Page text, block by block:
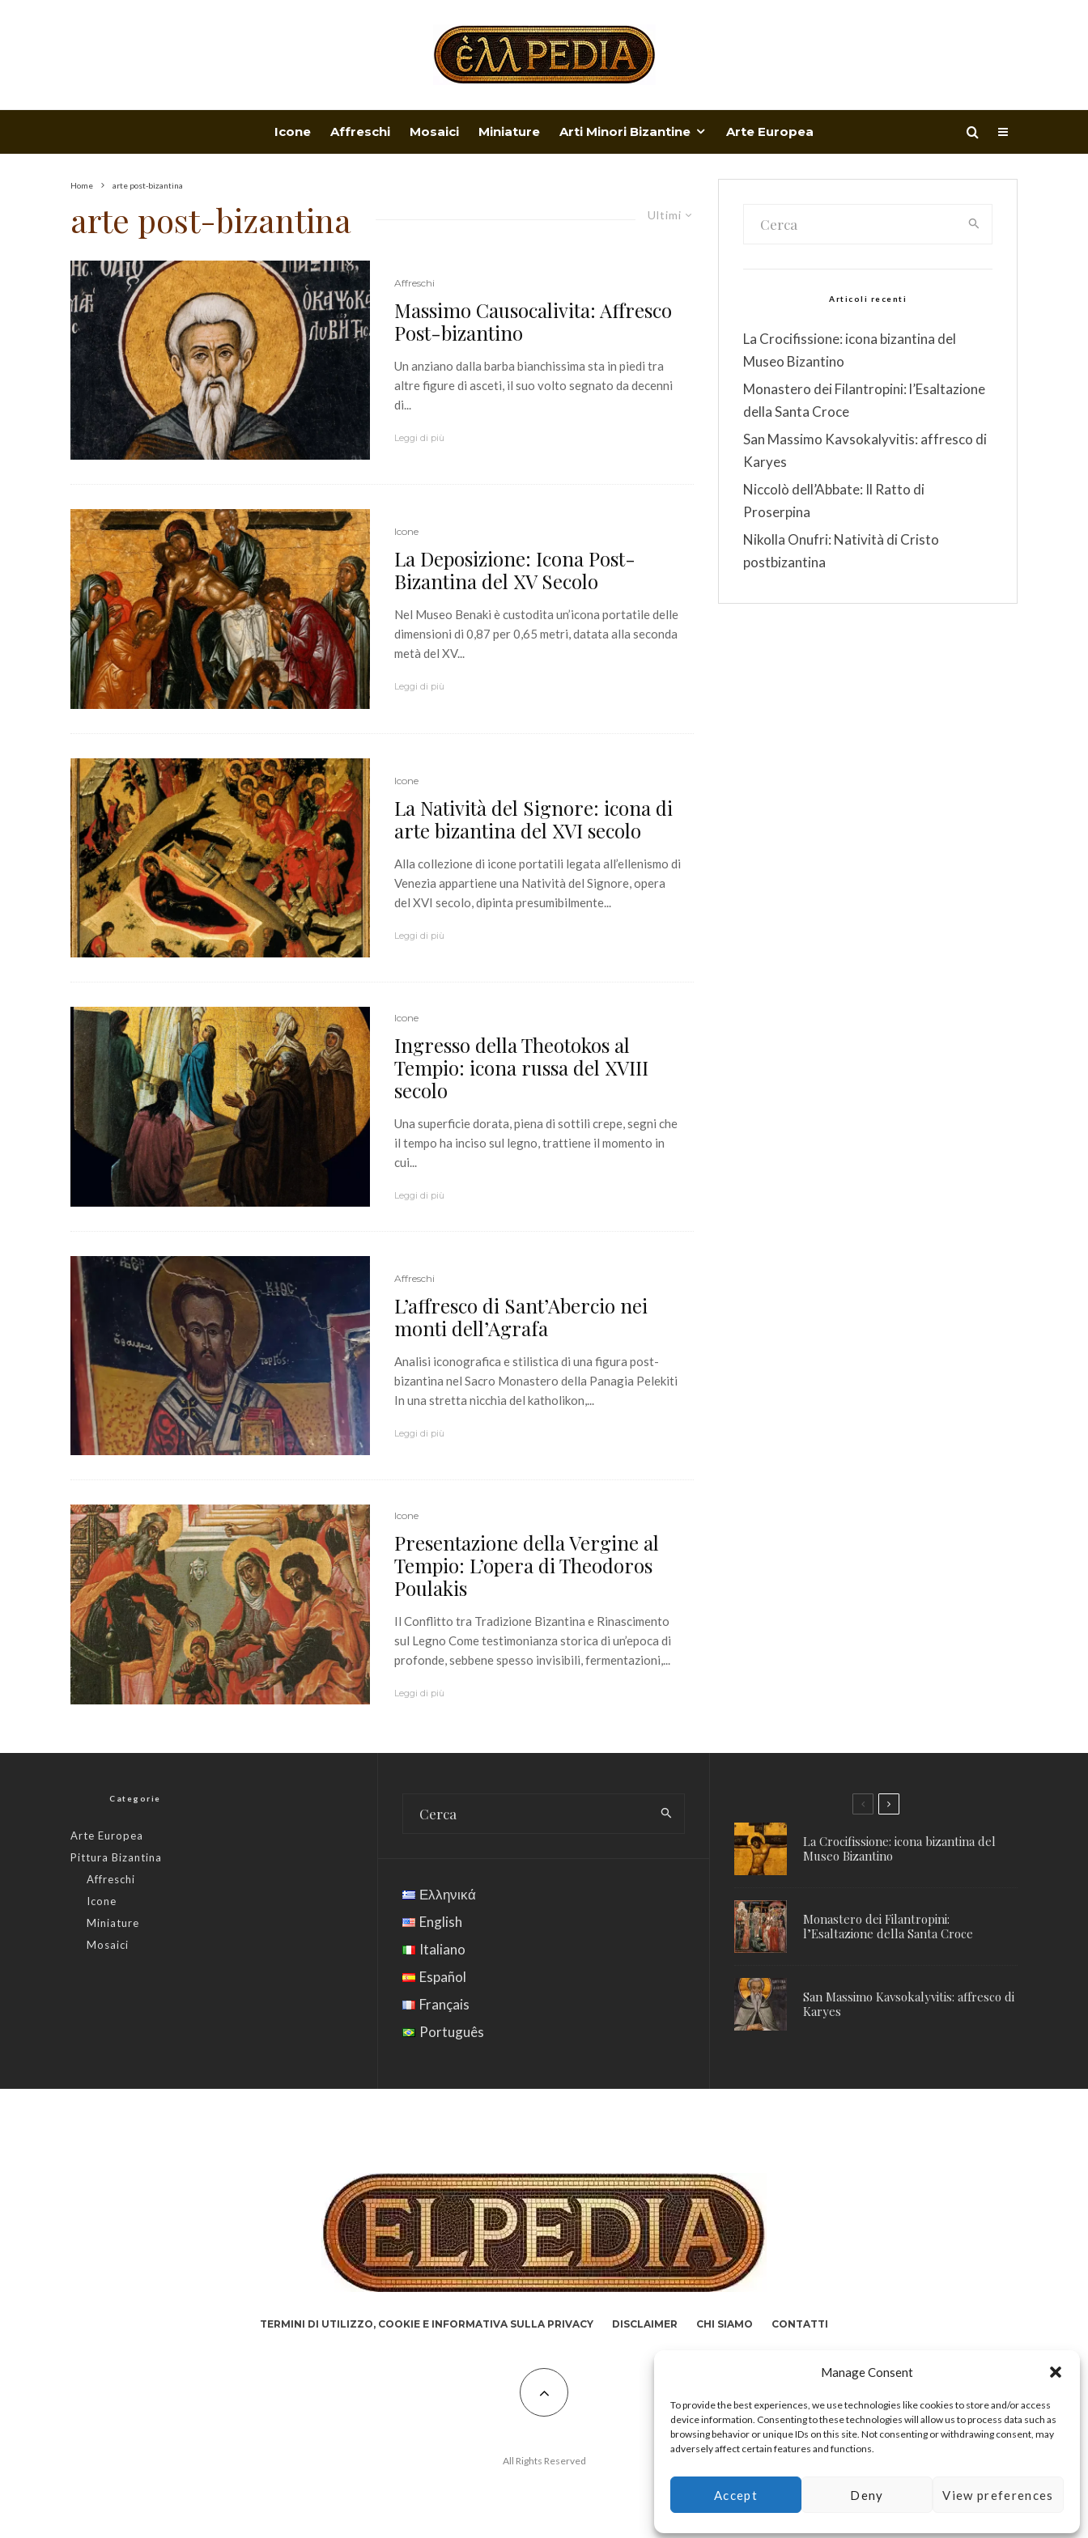
Manage Consent
To provide the best experiences, we use technologies like cookies to store and/or access
device information. Consenting to these technologies will allow us to process data such as
browsing behavior or unique IDs on this site. Not consenting or withdrawing consent, may
adversely affect certain features and functions.
Accept Deny View preferences
Icone Affreschi Mosaici Miniature Arti Minori Bizantine Arte Europea
Home arte post-bizantina
Ultimi
arte post-bizantina
Affreschi
Massimo Causocalivita: Affresco
Post-bizantino
Un anziano dalla barba bianchissima sta in piedi tra
altre figure di asceti, il suo volto segnato da decenni
di...
Leggi di più
Icone
La Deposizione: Icona Post-
Bizantina del XV Secolo
Nel Museo Benaki è custodita un’icona portatile delle
dimensioni di 0,87 per 0,65 metri, datata alla seconda
metà del XV...
Leggi di più
Icone
La Natività del Signore: icona di
arte bizantina del XVI secolo
Alla collezione di icone portatili legata all’ellenismo di
Venezia appartiene una Natività del Signore, opera
del XVI secolo, dipinta presumibilmente...
Leggi di più
Icone
Ingresso della Theotokos al
Tempio: icona russa del XVIII
secolo
Una superficie dorata, piena di sottili crepe, segni che
il tempo ha inciso sul legno, trattiene il momento in
cui...
Leggi di più
Affreschi
L’affresco di Sant’Abercio nei
monti dell’Agrafa
Analisi iconografica e stilistica di una figura post-
bizantina nel Sacro Monastero della Panagia Pelekiti
In una stretta nicchia del katholikon,...
Leggi di più
Icone
Presentazione della Vergine al
Tempio: L’opera di Theodoros
Poulakis
Il Conflitto tra Tradizione Bizantina e Rinascimento
sul Legno Come testimonianza storica di un’epoca di
profonde, sebbene spesso invisibili, fermentazioni,...
Leggi di più
Articoli recenti
La Crocifissione: icona bizantina del
Museo Bizantino
Monastero dei Filantropini: l’Esaltazione
della Santa Croce
San Massimo Kavsokalyvitis: affresco di
Karyes
Niccolò dell’Abbate: Il Ratto di
Proserpina
Nikolla Onufri: Natività di Cristo
postbizantina
Categorie
Arte Europea
Pittura Bizantina
Affreschi
Icone
Miniature
Mosaici
Ελληνικά
English
Italiano
Español
Français
Português
La Crocifissione: icona bizantina del
Museo Bizantino
Monastero dei Filantropini:
l’Esaltazione della Santa Croce
San Massimo Kavsokalyvitis: affresco di
Karyes
TERMINI DI UTILIZZO, COOKIE E INFORMATIVA SULLA PRIVACY DISCLAIMER CHI SIAMO CONTATTI
All Rights Reserved